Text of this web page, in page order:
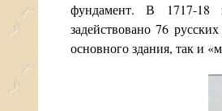
фундамент. В 1717-18
задействовано 76
основного здания, так и